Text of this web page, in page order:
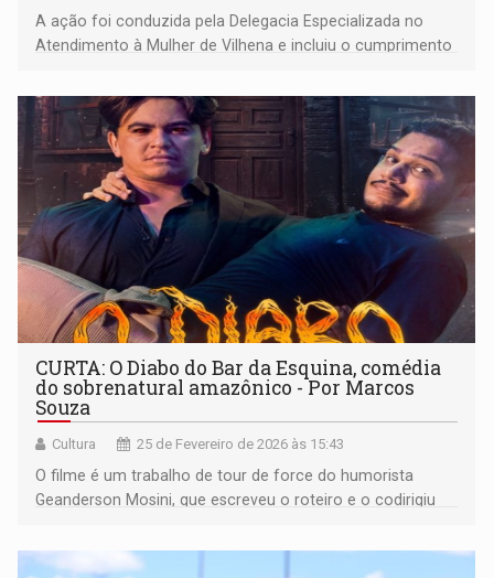
A ação foi conduzida pela Delegacia Especializada no
Atendimento à Mulher de Vilhena e incluiu o cumprimento
CURTA: O Diabo do Bar da Esquina, comédia
do sobrenatural amazônico - Por Marcos
Souza
Cultura 25 de Fevereiro de 2026 às 15:43
O filme é um trabalho de tour de force do humorista
Geanderson Mosini, que escreveu o roteiro e o codirigiu